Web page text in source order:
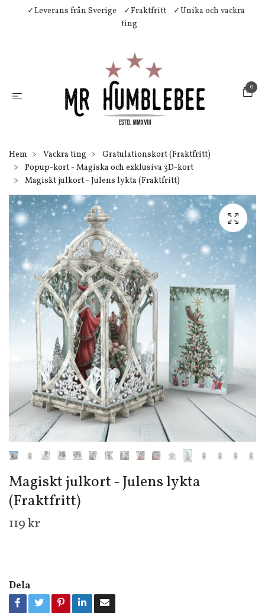
✓Leverans från Sverige ✓Fraktfritt
✓Unika och vackra
ting
0
Hem Vackra ting
Gratulationskort (Fraktfritt)
Popup-kort - Magiska och exklusiva 3D-kort
Magiskt julkort - Julens lykta (Fraktfritt)
Magiskt julkort - Julens lykta
(Fraktfritt)
119 kr
Dela